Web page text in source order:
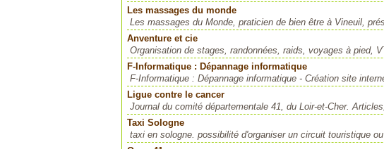
Les massages du monde
Les massages du Monde, praticien de bien être à Vineuil,
Anventure et cie
Organisation de stages, randonnées, raids, voyages à pied,
F-Informatique : Dépannage informatique
F-Informatique : Dépannage informatique - Création site
Ligue contre le cancer
Journal du comité départementale 41, du Loir-et-Cher.
Taxi Sologne
taxi en sologne. possibilité d'organiser un circuit touristique